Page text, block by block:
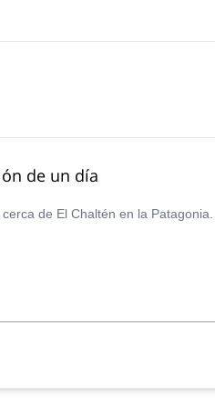
de un día
de El Chaltén en la